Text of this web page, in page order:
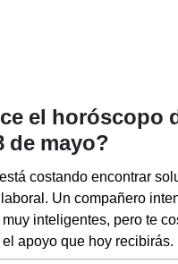
el horóscopo
de mayo?
costando encontrar
Un compañero
inteligentes, pero te
apoyo que hoy recibirás.